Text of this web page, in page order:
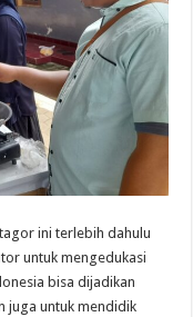
ini terlebih dahulu
untuk mengedukasi
bisa dijadikan
juga untuk mendidik